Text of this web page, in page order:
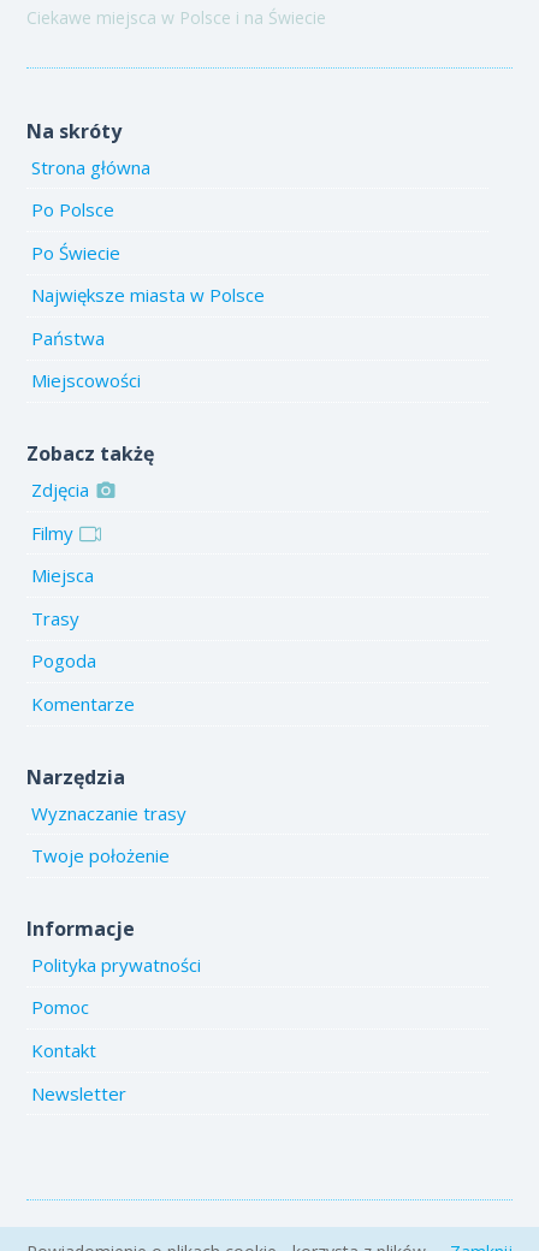
Ciekawe miejsca w Polsce i na Świecie
Na skróty
Strona główna
Po Polsce
Po Świecie
Największe miasta w Polsce
Państwa
Miejscowości
Zobacz takżę
Zdjęcia
Filmy
Miejsca
Trasy
Pogoda
Komentarze
Narzędzia
Wyznaczanie trasy
Twoje położenie
Informacje
Polityka prywatności
Pomoc
Kontakt
Newsletter